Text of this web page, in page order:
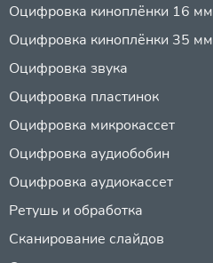
Оцифровка киноплёнки 16 мм
Оцифровка киноплёнки 35 мм
Оцифровка звука
Оцифровка пластинок
Оцифровка микрокассет
Оцифровка аудиобобин
Оцифровка аудиокассет
Ретушь и обработка
Сканирование слайдов